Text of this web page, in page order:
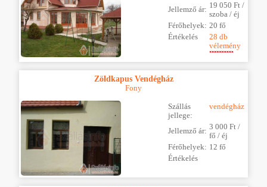
Jellemző ár: 19 050 Ft /
szoba / éj
Férőhelyek: 20 fő
Értékelés
28 db
vélemény
Zöldkapus Vendégház
Fony
Szállás
jellege:
vendégház
Jellemző ár: 3 000 Ft /
fő / éj
Férőhelyek: 12 fő
Értékelés